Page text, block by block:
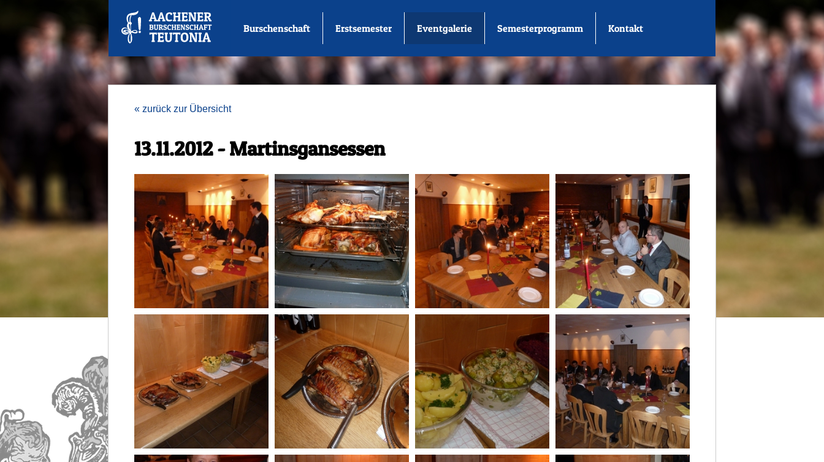
Burschenschaft Erstsemester Eventgalerie Semesterprogramm Kontakt
« zurück zur Übersicht
13.11.2012 - Martinsgansessen